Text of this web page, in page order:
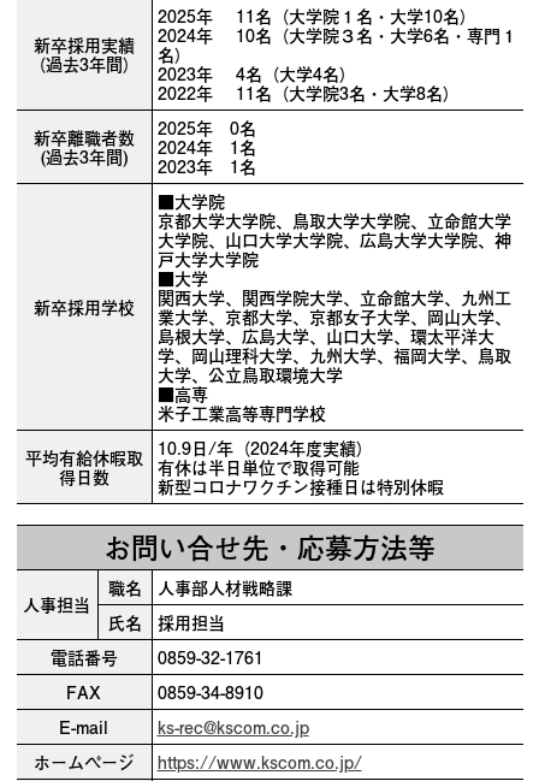
新卒採用実績
（過去3年間）
2025年 11名（大学院１名・大学10名）
2024年 10名（大学院３名・大学6名・専門１
名）
2023年 4名（大学4名）
2022年 11名（大学院3名・大学8名）
新卒離職者数
(過去3年間)
2025年 0名
2024年 1名
2023年 1名
新卒採用学校
■大学院
京都大学大学院、鳥取大学大学院、立命館大学
大学院、山口大学大学院、広島大学大学院、神
戸大学大学院
■大学
関西大学、関西学院大学、立命館大学、九州工
業大学、京都大学、京都女子大学、岡山大学、
島根大学、広島大学、山口大学、環太平洋大
学、岡山理科大学、九州大学、福岡大学、鳥取
大学、公立鳥取環境大学
■高専
米子工業高等専門学校
平均有給休暇取
得日数
10.9日/年（2024年度実績）
有休は半日単位で取得可能
新型コロナワクチン接種日は特別休暇
お問い合せ先・応募方法等
人事担当
職名
人事部人材戦略課
氏名
採用担当
電話番号
0859-32-1761
FAX
0859-34-8910
E-mail
ks-rec@kscom.co.jp
ホームページ
https://www.kscom.co.jp/